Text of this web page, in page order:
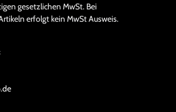
gesetzlichen MwSt. Bei
erfolgt kein MwSt Ausweis.